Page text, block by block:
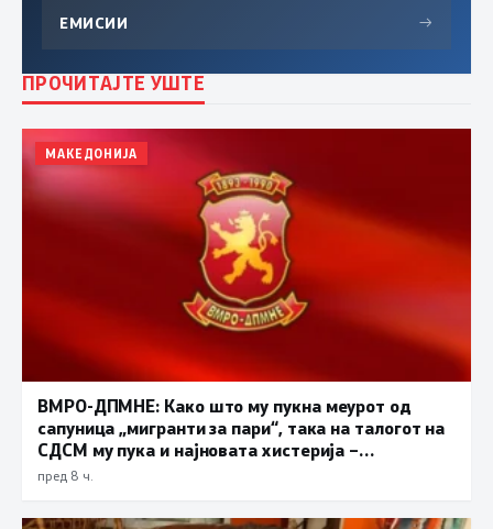
ЕМИСИИ →
ПРОЧИТАЈТЕ УШТЕ
МАКЕДОНИЈА
ВМРО-ДПМНЕ: Како што му пукна меурот од
сапуница „мигранти за пари“, така на талогот на
СДСМ му пука и најновата хистерија –
прифаќање на француски предлог
пред 8 ч.